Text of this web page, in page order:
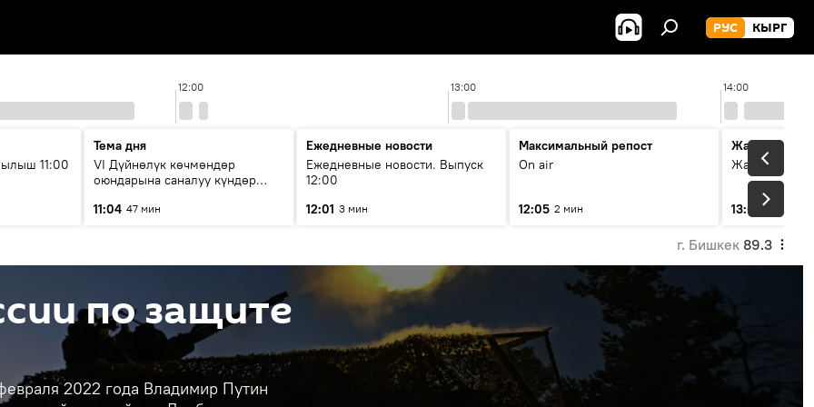
РУС КЫРГ
12:00 13:00 14:00
11:00
Тема дня
VI Дүйнөлүк көчмөндөр
оюндарына саналуу күндөр
этапка жетти?
11:04 47 мин
Ежедневные новости
Ежедневные новости. Выпуск
12:00
12:01 3 мин
Максимальный репост
On air
12:05 2 мин
Жаңылыктар
13:01 3 мин
г. Бишкек 89.3
по защите
2022 года Владимир Путин